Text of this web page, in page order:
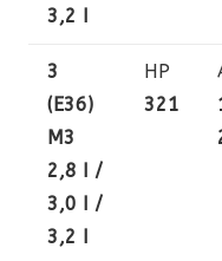
3,2 I
3
(E36)
M3
2,8 I /
3,0 I /
3,2 I
HP
321